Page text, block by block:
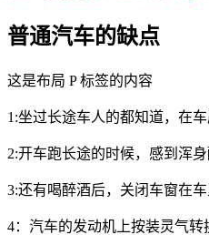
普通汽车的缺点
这是布局 P 标签的内容
1:坐过长途车人的都知道，在
2:开车跑长途的时候，感到浑
3:还有喝醉酒后，关闭车窗在车
4：汽车的发动机上按装灵气